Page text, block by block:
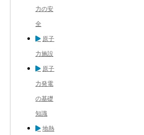
力の安
全
原子
力施設
原子
力発電
の基礎
知識
地熱